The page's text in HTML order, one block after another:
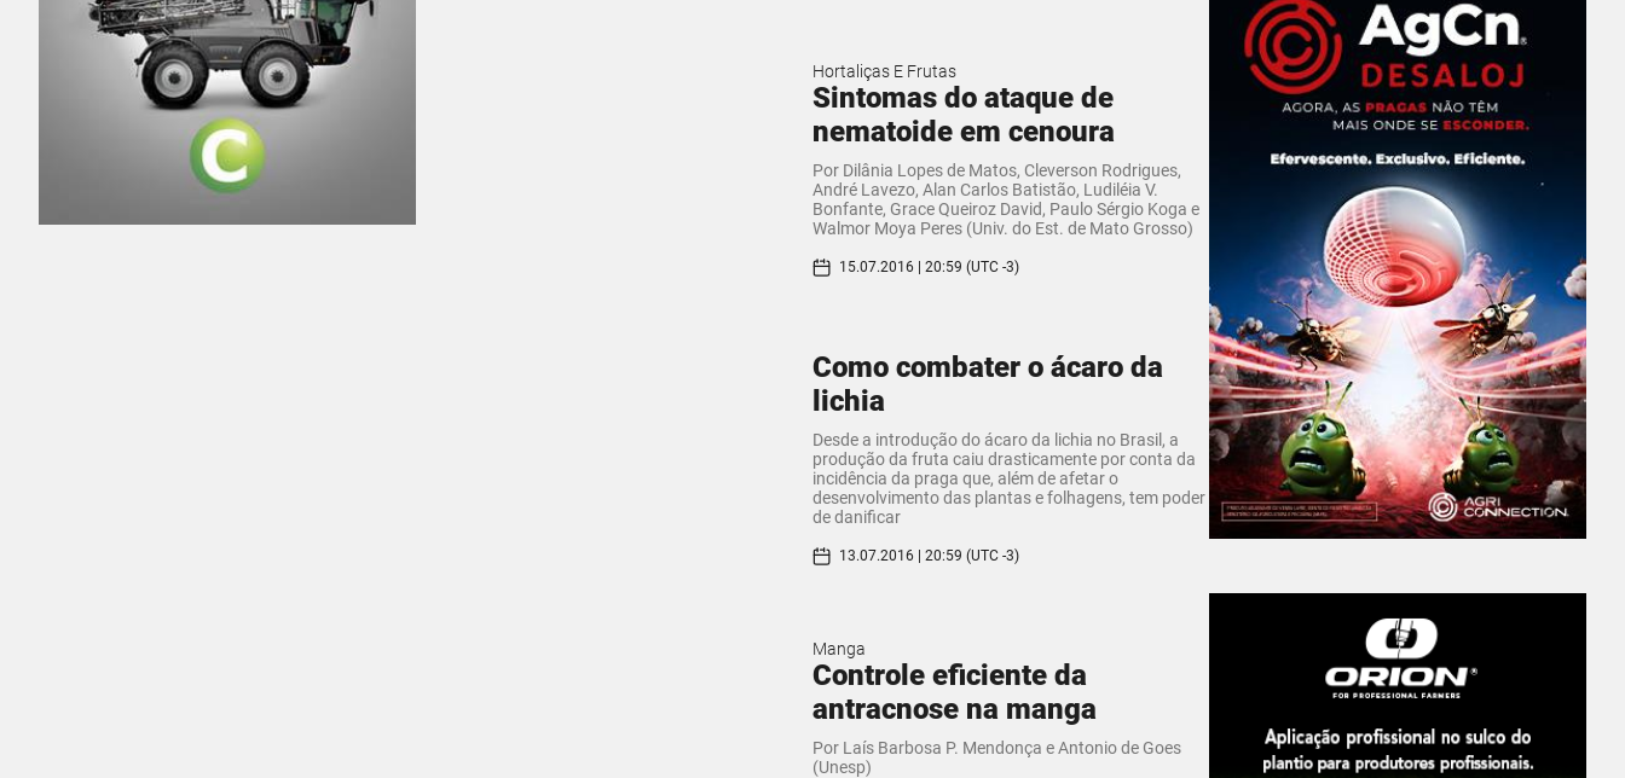
Hortaliças E Frutas
Sintomas do ataque de
nematoide em cenoura
Por Dilânia Lopes de Matos, Cleverson Rodrigues,
André Lavezo, Alan Carlos Batistão, Ludiléia V.
Bonfante, Grace Queiroz David, Paulo Sérgio Koga e
Walmor Moya Peres (Univ. do Est. de Mato Grosso)
15.07.2016 | 20:59 (UTC -3)
Como combater o ácaro da
lichia
Desde a introdução do ácaro da lichia no Brasil, a
produção da fruta caiu drasticamente por conta da
incidência da praga que, além de afetar o
desenvolvimento das plantas e folhagens, tem poder
de danificar
13.07.2016 | 20:59 (UTC -3)
Manga
Controle eficiente da
antracnose na manga
Por Laís Barbosa P. Mendonça e Antonio de Goes
(Unesp)